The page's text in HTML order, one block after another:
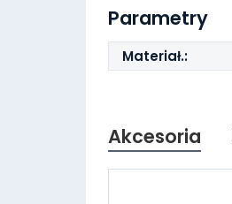
Parametry
Materiał.:
Akcesoria